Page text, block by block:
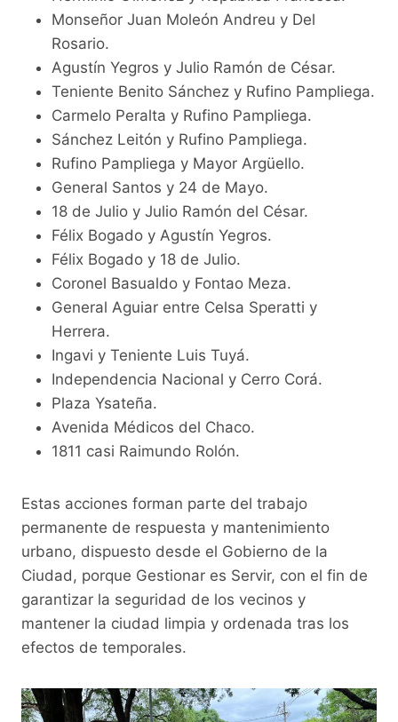
Monseñor Juan Moleón Andreu y Del
Rosario.
Agustín Yegros y Julio Ramón de César.
Teniente Benito Sánchez y Rufino Pampliega.
Carmelo Peralta y Rufino Pampliega.
Sánchez Leitón y Rufino Pampliega.
Rufino Pampliega y Mayor Argüello.
General Santos y 24 de Mayo.
18 de Julio y Julio Ramón del César.
Félix Bogado y Agustín Yegros.
Félix Bogado y 18 de Julio.
Coronel Basualdo y Fontao Meza.
General Aguiar entre Celsa Speratti y
Herrera.
Ingavi y Teniente Luis Tuyá.
Independencia Nacional y Cerro Corá.
Plaza Ysateña.
Avenida Médicos del Chaco.
1811 casi Raimundo Rolón.
Estas acciones forman parte del trabajo
permanente de respuesta y mantenimiento
urbano, dispuesto desde el Gobierno de la
Ciudad, porque Gestionar es Servir, con el fin de
garantizar la seguridad de los vecinos y
mantener la ciudad limpia y ordenada tras los
efectos de temporales.